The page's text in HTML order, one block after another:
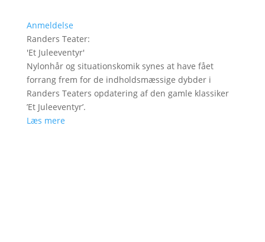
Anmeldelse
Randers Teater:
'Et Juleeventyr'
Nylonhår og situationskomik synes at have fået
forrang frem for de indholdsmæssige dybder i
Randers Teaters opdatering af den gamle klassiker
’Et Juleeventyr’.
Læs mere